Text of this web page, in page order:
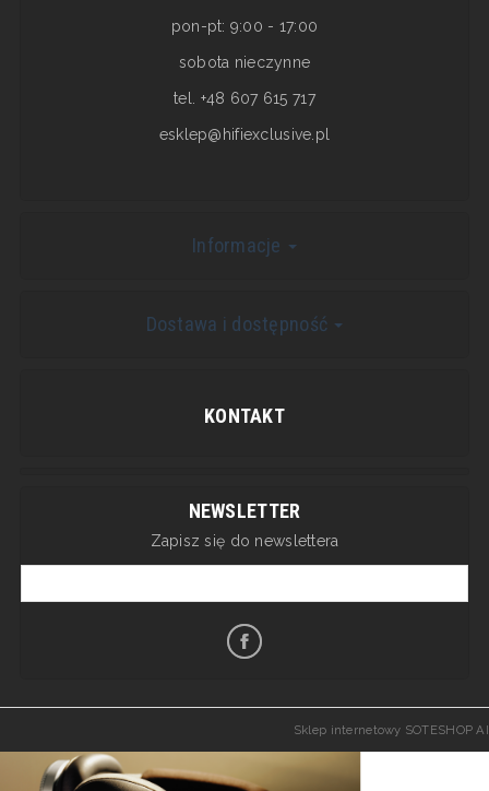
pon-pt: 9:00 - 17:00
sobota nieczynne
tel. +48 607 615 717
esklep@hifiexclusive.pl
Informacje
Dostawa i dostępność
KONTAKT
NEWSLETTER
Zapisz się do newslettera
Sklep internetowy SOTESHOP AI